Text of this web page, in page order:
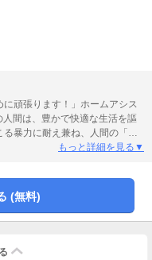
に頑張ります！」ホームアシス
間は、豊かで快適な生活を謳
暴力に耐え兼ね、人間の「奴
会を作ろうともがいている。一
もっと詳細を見る▼
(無料)